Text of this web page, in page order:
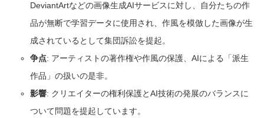
DeviantArtなどの画像生成AIサービスに対し、自分たちの作
品が無断で学習データに使用され、作風を模倣した画像が生
成されているとして集団訴訟を提起。
争点: アーティストの著作権や作風の保護、AIによる「派生
作品」の扱いの是非。
影響: クリエイターの権利保護とAI技術の発展のバランスに
ついて問題を提起しています。